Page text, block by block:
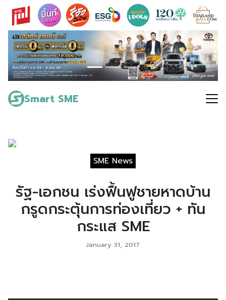
Skip
content
Smart SME
Search
for:
SME News
รัฐ-เอกชน เร่งฟื้นฟูชายหาดบ้าน
กรูดกระตุ้นการท่องเที่ยว + ทัน
กระแส SME
January 31, 2017